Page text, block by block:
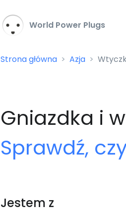
World Power Plugs
Strona główna Azja
Gniazdka i
Sprawdź,
Jestem z